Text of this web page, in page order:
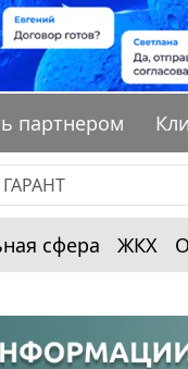
партнером
сфера ЖКХ